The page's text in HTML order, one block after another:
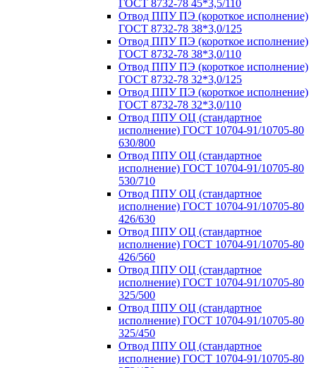
ГОСТ 8732-78 45*3,5/110
Отвод ППУ ПЭ (короткое исполнение)
ГОСТ 8732-78 38*3,0/125
Отвод ППУ ПЭ (короткое исполнение)
ГОСТ 8732-78 38*3,0/110
Отвод ППУ ПЭ (короткое исполнение)
ГОСТ 8732-78 32*3,0/125
Отвод ППУ ПЭ (короткое исполнение)
ГОСТ 8732-78 32*3,0/110
Отвод ППУ ОЦ (стандартное
исполнение) ГОСТ 10704-91/10705-80
630/800
Отвод ППУ ОЦ (стандартное
исполнение) ГОСТ 10704-91/10705-80
530/710
Отвод ППУ ОЦ (стандартное
исполнение) ГОСТ 10704-91/10705-80
426/630
Отвод ППУ ОЦ (стандартное
исполнение) ГОСТ 10704-91/10705-80
426/560
Отвод ППУ ОЦ (стандартное
исполнение) ГОСТ 10704-91/10705-80
325/500
Отвод ППУ ОЦ (стандартное
исполнение) ГОСТ 10704-91/10705-80
325/450
Отвод ППУ ОЦ (стандартное
исполнение) ГОСТ 10704-91/10705-80